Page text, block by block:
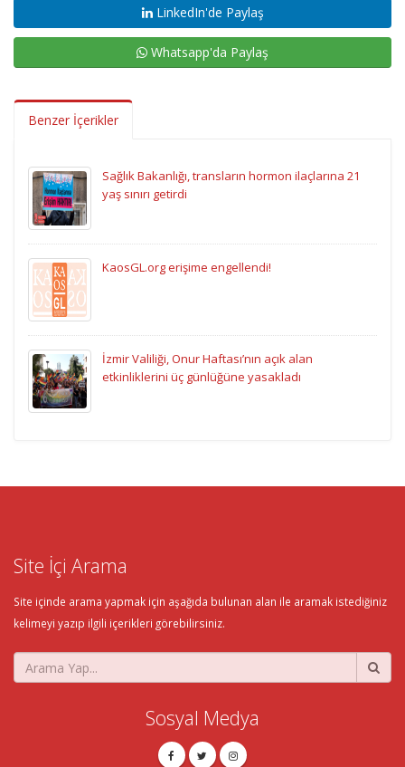
LinkedIn'de Paylaş
Whatsapp'da Paylaş
Benzer İçerikler
Sağlık Bakanlığı, transların hormon ilaçlarına 21
yaş sınırı getirdi
KaosGL.org erişime engellendi!
İzmir Valiliği, Onur Haftası’nın açık alan
etkinliklerini üç günlüğüne yasakladı
Site İçi Arama
Site içinde arama yapmak için aşağıda bulunan alan ile aramak istediğiniz
kelimeyi yazıp ilgili içerikleri görebilirsiniz.
Sosyal Medya